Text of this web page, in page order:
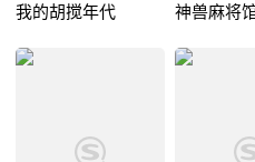
我的胡搅年代 神兽麻将